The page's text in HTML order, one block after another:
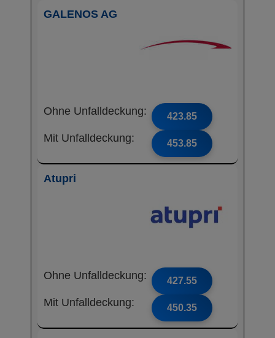
GALENOS AG
Ohne Unfalldeckung: 423.85
Mit Unfalldeckung: 453.85
Atupri
Ohne Unfalldeckung: 427.55
Mit Unfalldeckung: 450.35